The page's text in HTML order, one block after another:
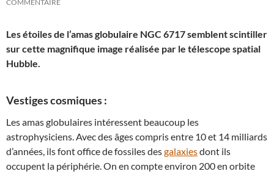
COMMENTAIRE
Les étoiles de l’amas globulaire NGC 6717 semblent scintiller
sur cette magnifique image réalisée par le télescope spatial
Hubble.
Vestiges cosmiques :
Les amas globulaires intéressent beaucoup les
astrophysiciens. Avec des âges compris entre 10 et 14 milliards
d’années, ils font office de fossiles desgalaxiesdont ils
occupent la périphérie. On en compte environ 200 en orbite